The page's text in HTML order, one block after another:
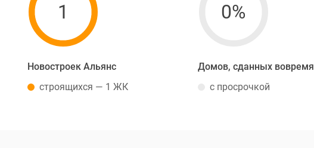
1
Новостроек Альянс
строящихся — 1 ЖК
0%
Домов, сданных вовремя
с просрочкой